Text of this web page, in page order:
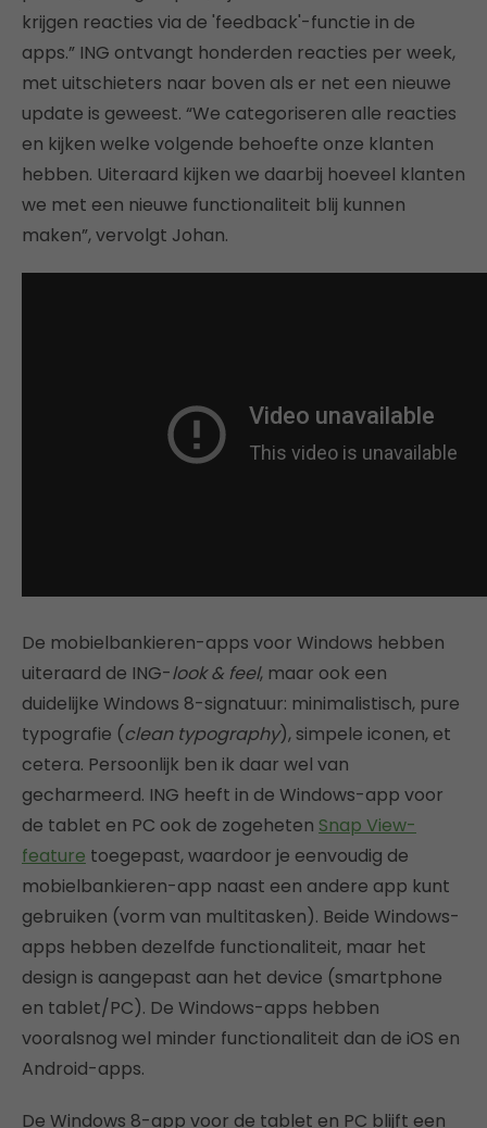
krijgen reacties via de 'feedback'-functie in de
apps.” ING ontvangt honderden reacties per week,
met uitschieters naar boven als er net een nieuwe
update is geweest. “We categoriseren alle reacties
en kijken welke volgende behoefte onze klanten
hebben. Uiteraard kijken we daarbij hoeveel klanten
we met een nieuwe functionaliteit blij kunnen
maken”, vervolgt Johan.
De mobielbankieren-apps voor Windows hebben
uiteraard de ING-look & feel, maar ook een
duidelijke Windows 8-signatuur: minimalistisch, pure
typografie (clean typography), simpele iconen, et
cetera. Persoonlijk ben ik daar wel van
gecharmeerd. ING heeft in de Windows-app voor
de tablet en PC ook de zogeheten Snap View-
feature toegepast, waardoor je eenvoudig de
mobielbankieren-app naast een andere app kunt
gebruiken (vorm van multitasken). Beide Windows-
apps hebben dezelfde functionaliteit, maar het
design is aangepast aan het device (smartphone
en tablet/PC). De Windows-apps hebben
vooralsnog wel minder functionaliteit dan de iOS en
Android-apps.
De Windows 8-app voor de tablet en PC blijft een